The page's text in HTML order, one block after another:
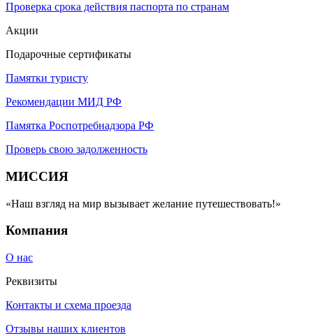
Проверка срока действия паспорта по странам
Акции
Подарочные сертификаты
Памятки туристу
Рекомендации МИД РФ
Памятка Роспотребнадзора РФ
Проверь свою задолженность
МИССИЯ
«Наш взгляд на мир вызывает желание путешествовать!»
Компания
О нас
Реквизиты
Контакты и схема проезда
Отзывы наших клиентов